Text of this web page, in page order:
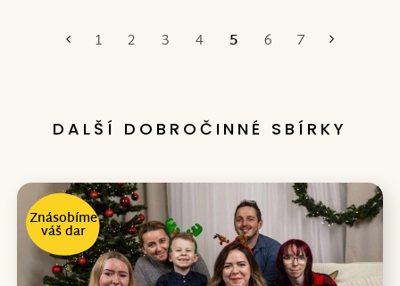
1 2 3 4 5 6 7
DALŠÍ DOBROČINNÉ SBÍRKY
Znásobíme
váš dar